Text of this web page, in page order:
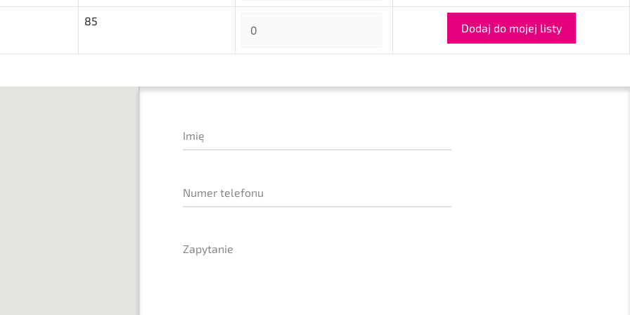
85
Dodaj do mojej listy
Imię
Numer telefonu
Zapytanie